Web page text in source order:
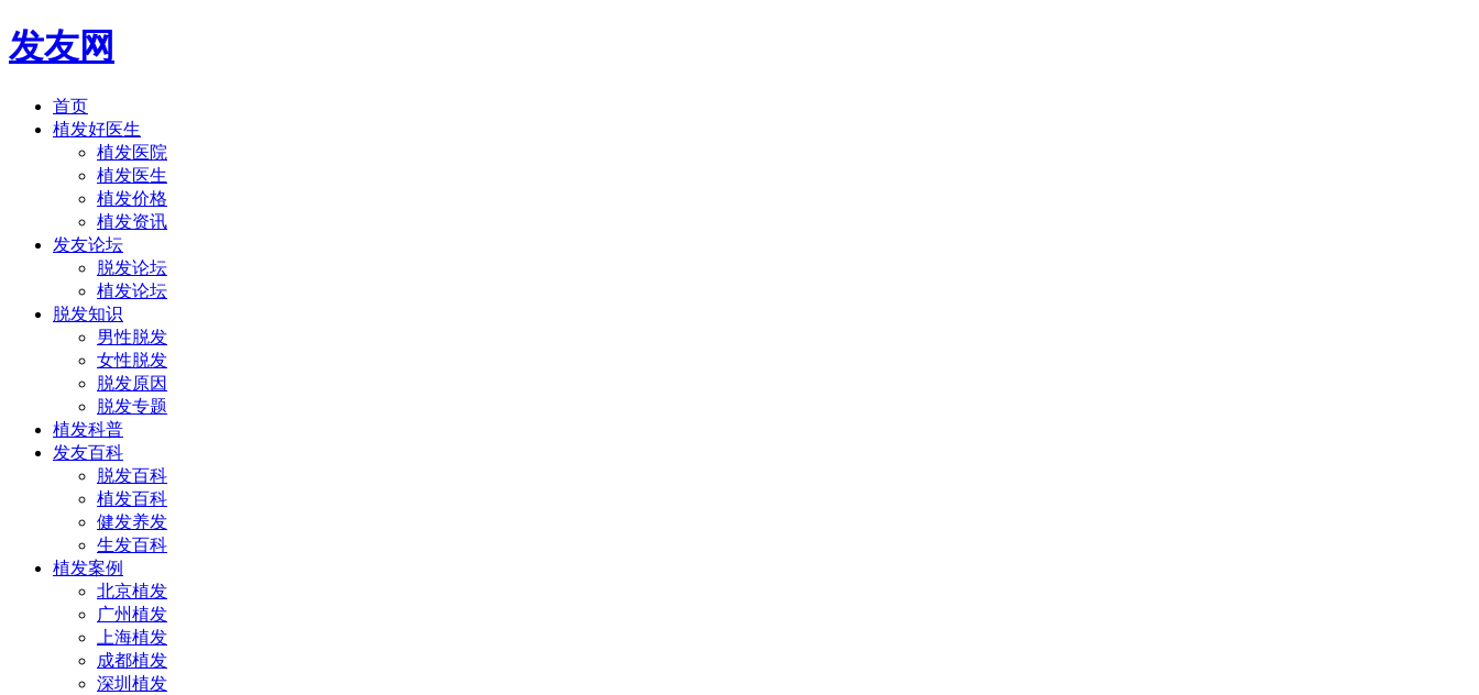
发友网
首页
植发好医生
植发医院
植发医生
植发价格
植发资讯
发友论坛
脱发论坛
植发论坛
脱发知识
男性脱发
女性脱发
脱发原因
脱发专题
植发科普
发友百科
脱发百科
植发百科
健发养发
生发百科
植发案例
北京植发
广州植发
上海植发
成都植发
深圳植发